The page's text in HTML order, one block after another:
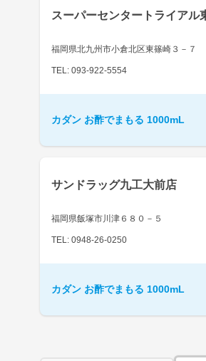
スーパーセンタートライアル
福岡県北九州市小倉北区東篠崎３－７
TEL: 093-922-5554
カダン お酢でまもる 1000mL
サンドラッグ九工大前店
福岡県飯塚市川津６８０－５
TEL: 0948-26-0250
カダン お酢でまもる 1000mL